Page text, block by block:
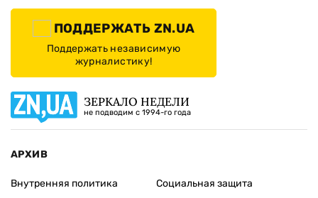
ПОДДЕРЖАТЬ ZN.UA
Поддержать независимую
журналистику!
ЗЕРКАЛО НЕДЕЛИ
не подводим с 1994-го года
АРХИВ
Внутренняя политика
Социальная защита